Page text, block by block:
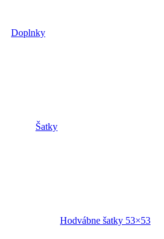
Doplnky
Šatky
Hodvábne šatky 53×53